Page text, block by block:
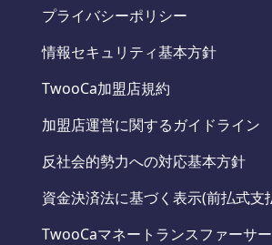
プライバシーポリシー
情報セキュリティ基本方針
TwooCa加盟店規約
加盟店運営に関するガイドライン
反社会的勢力への対応基本方針
資金決済法に基づく表示(前払式支
TwooCaマネートランスファーサ